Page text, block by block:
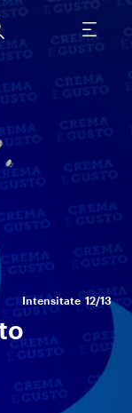
Intensitate 12/13